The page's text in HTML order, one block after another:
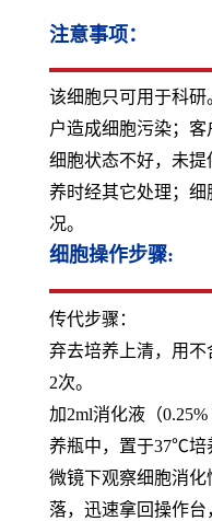
注意事项：
该细胞只可用于科
户造成细胞污染；客
细胞状态不好，未
养时经其它处理；
况。
细胞操作步骤:
传代步骤：
弃去培养上清，用不
2次。
加2ml消化液（
养瓶中，置于37℃培
微镜下观察细胞消
落，迅速拿回操作